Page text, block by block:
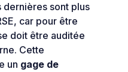
dernières sont plus
car pour être
doit être auditée
Cette
un gage de